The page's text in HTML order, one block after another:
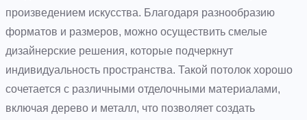
произведением искусства. Благодаря разнообразию
форматов и размеров, можно осуществить смелые
дизайнерские решения, которые подчеркнут
индивидуальность пространства. Такой потолок хорошо
сочетается с различными отделочными материалами,
включая дерево и металл, что позволяет создать